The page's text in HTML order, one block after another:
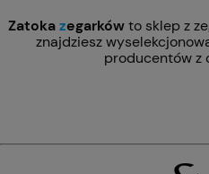
Zatokazegarkówto sklep z
znajdziesz
producentów z